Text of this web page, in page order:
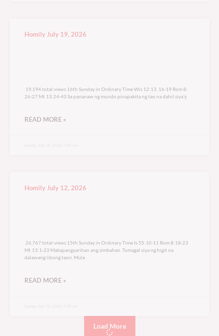
Homily July 19, 2026
19,194 total views 16th Sunday in Ordinary Time Wis 12:13. 16-19 Rom 8:
26-27 Mt 13:24-43 Sa pananaw ng mundo pinapakita ng tao na dahil siya’y
READ MORE »
Homily July 12, 2026
26,767 total views 15th Sunday in Ordinary Time Is 55:10-11 Rom 8:18-23
Mt 13:1-23 Makapangyarihan ang simbahan. Tumagal siya ng higit na
dalawang libong taon. Mula
READ MORE »
Load More